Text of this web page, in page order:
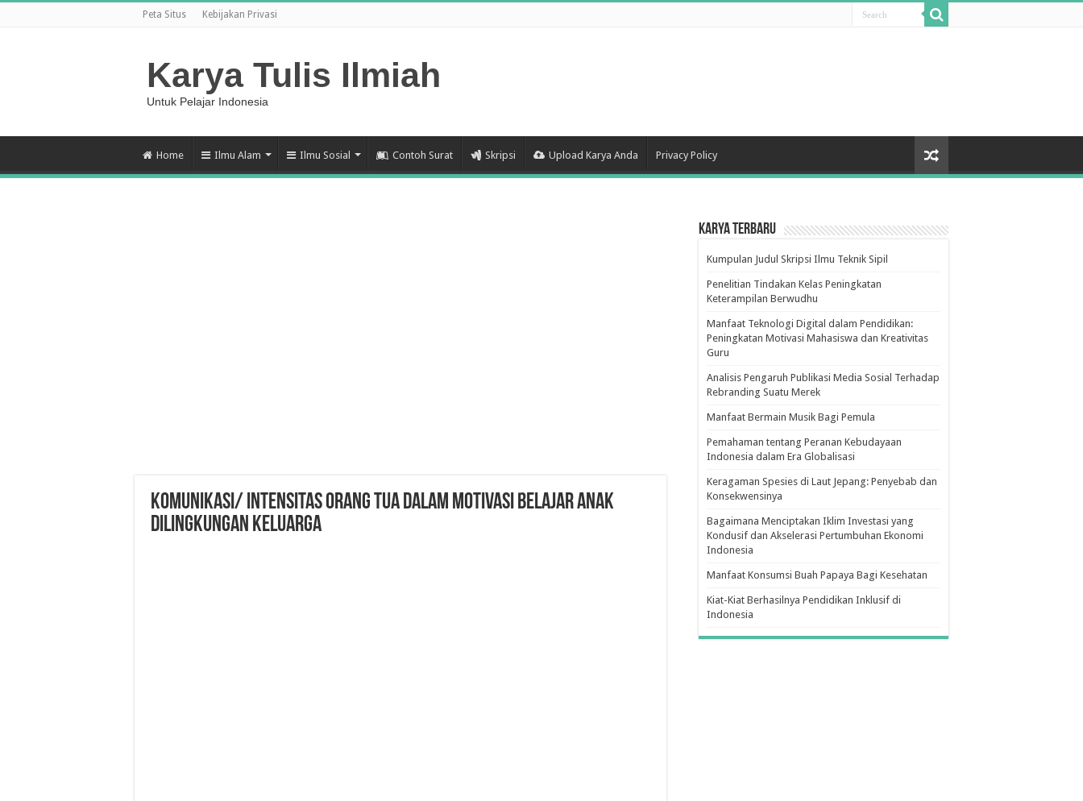
Peta Situs Kebijakan Privasi
Karya Tulis Ilmiah
Untuk Pelajar Indonesia
Home Ilmu Alam Ilmu Sosial Contoh Surat Skripsi Upload Karya Anda Privacy Policy
KOMUNIKASI/ INTENSITAS ORANG TUA DALAM MOTIVASI BELAJAR ANAK
DILINGKUNGAN KELUARGA
Karya Terbaru
Kumpulan Judul Skripsi Ilmu Teknik Sipil
Penelitian Tindakan Kelas Peningkatan
Keterampilan Berwudhu
Manfaat Teknologi Digital dalam Pendidikan:
Peningkatan Motivasi Mahasiswa dan Kreativitas
Guru
Analisis Pengaruh Publikasi Media Sosial Terhadap
Rebranding Suatu Merek
Manfaat Bermain Musik Bagi Pemula
Pemahaman tentang Peranan Kebudayaan
Indonesia dalam Era Globalisasi
Keragaman Spesies di Laut Jepang: Penyebab dan
Konsekwensinya
Bagaimana Menciptakan Iklim Investasi yang
Kondusif dan Akselerasi Pertumbuhan Ekonomi
Indonesia
Manfaat Konsumsi Buah Papaya Bagi Kesehatan
Kiat-Kiat Berhasilnya Pendidikan Inklusif di
Indonesia